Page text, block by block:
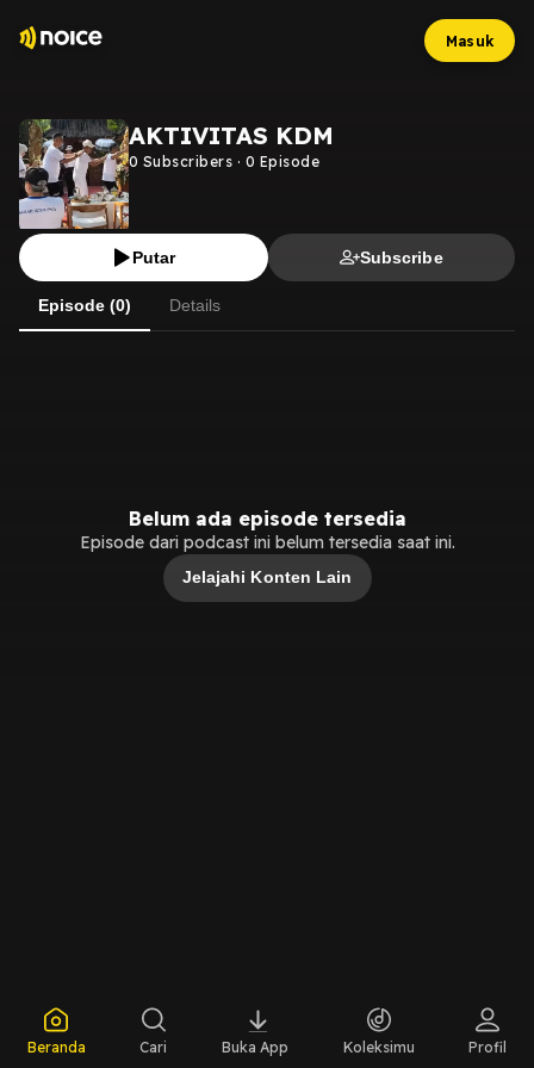
Masuk
AKTIVITAS KDM
0 Subscribers · 0 Episode
Putar Subscribe
Episode (0) Details
Belum ada episode tersedia
Episode dari podcast ini belum tersedia saat ini.
Jelajahi Konten Lain
Beranda Cari Buka App Koleksimu Profil